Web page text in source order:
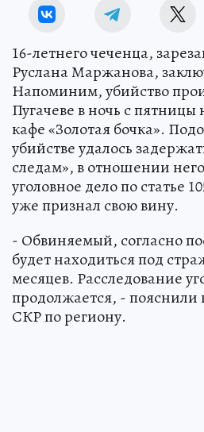
16-летнего чеченца,
Руслана Маржанова,
Напоминим, убийство
Пугачеве в ночь с пятницы
кафе «Золотая бочка».
убийстве удалось
следам», в отношении
уголовное дело по статье
уже признал свою вину.
- Обвиняемый, согласно
будет находиться под
месяцев. Расследование
продолжается, - пояснили
СКР по региону.